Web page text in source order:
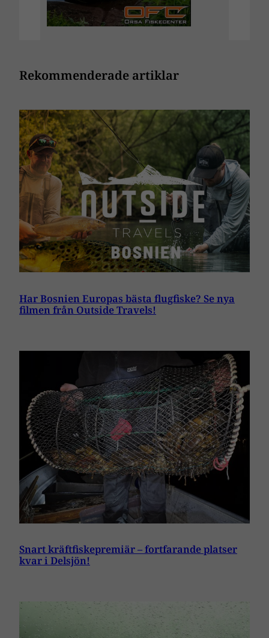
Rekommenderade artiklar
Har Bosnien Europas bästa flugfiske? Se nya
filmen från Outside Travels!
Snart kräftfiskepremiär – fortfarande platser
kvar i Delsjön!